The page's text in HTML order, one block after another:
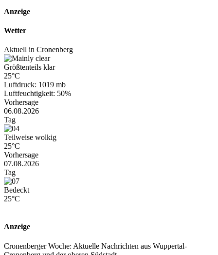
Anzeige
Wetter
Aktuell in Cronenberg
Größtenteils klar
25°C
Luftdruck: 1019 mb
Luftfeuchtigkeit: 50%
Vorhersage
06.08.2026
Tag
Teilweise wolkig
25°C
Vorhersage
07.08.2026
Tag
Bedeckt
25°C
Anzeige
Cronenberger Woche: Aktuelle Nachrichten aus Wuppertal-